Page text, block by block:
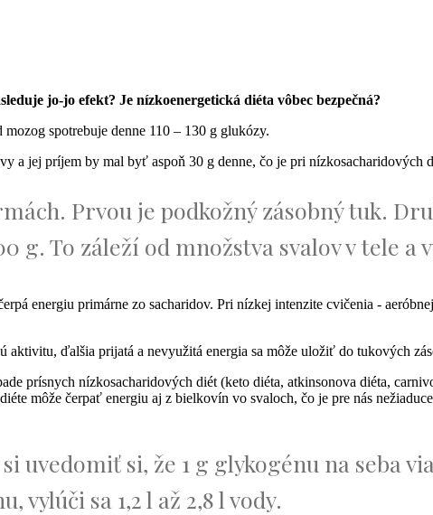
jo-jo efekt? Je nízkoenergetická diéta vôbec bezpečná?
spotrebuje denne 110 – 130 g glukózy.
a jej príjem by mal byť aspoň 30 g denne, čo je pri nízkosacharidových
Prvou je podkožný zásobný tuk.
g. To záleží od množstva svalov v tele a
energiu primárne zo sacharidov. Pri nízkej intenzite cvičenia -
ďalšia prijatá a nevyužitá energia sa môže uložiť do tukových
prísnych nízkosacharidových diét (keto diéta, atkinsonova diéta,
môže čerpať energiu aj z bielkovín vo svaloch, čo je pre nás
uvedomiť si, že 1 g glykogénu na seba
vylúči sa 1,2 l až 2,8 l vody.